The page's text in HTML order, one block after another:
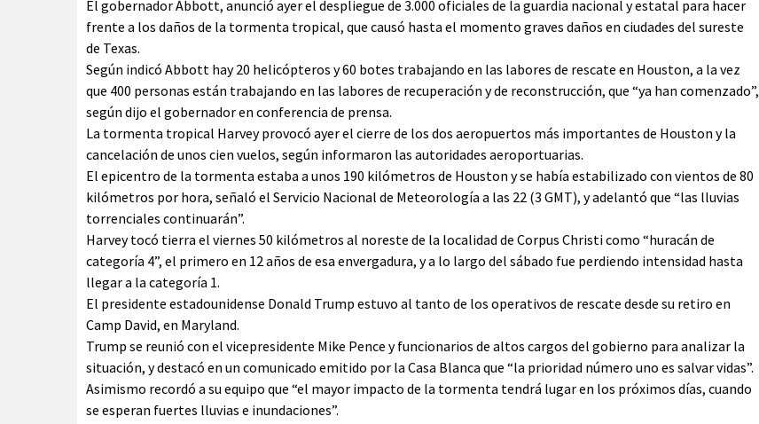
El gobernador Abbott, anunció ayer el despliegue de 3.000 oficiales de la guardia nacional y estatal para hacer
frente a los daños de la tormenta tropical, que causó hasta el momento graves daños en ciudades del sureste
de Texas.
Según indicó Abbott hay 20 helicópteros y 60 botes trabajando en las labores de rescate en Houston, a la vez
que 400 personas están trabajando en las labores de recuperación y de reconstrucción, que “ya han comenzado”,
según dijo el gobernador en conferencia de prensa.
La tormenta tropical Harvey provocó ayer el cierre de los dos aeropuertos más importantes de Houston y la
cancelación de unos cien vuelos, según informaron las autoridades aeroportuarias.
El epicentro de la tormenta estaba a unos 190 kilómetros de Houston y se había estabilizado con vientos de 80
kilómetros por hora, señaló el Servicio Nacional de Meteorología a las 22 (3 GMT), y adelantó que “las lluvias
torrenciales continuarán”.
Harvey tocó tierra el viernes 50 kilómetros al noreste de la localidad de Corpus Christi como “huracán de
categoría 4”, el primero en 12 años de esa envergadura, y a lo largo del sábado fue perdiendo intensidad hasta
llegar a la categoría 1.
El presidente estadounidense Donald Trump estuvo al tanto de los operativos de rescate desde su retiro en
Camp David, en Maryland.
Trump se reunió con el vicepresidente Mike Pence y funcionarios de altos cargos del gobierno para analizar la
situación, y destacó en un comunicado emitido por la Casa Blanca que “la prioridad número uno es salvar vidas”.
Asimismo recordó a su equipo que “el mayor impacto de la tormenta tendrá lugar en los próximos días, cuando
se esperan fuertes lluvias e inundaciones”.